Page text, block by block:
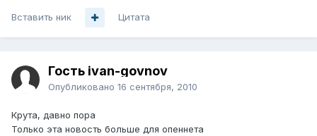
Вставить ник Цитата
Гость ivan-govnov
Опубликовано 16 сентября, 2010
Крута, давно пора
Только эта новость больше для опеннета